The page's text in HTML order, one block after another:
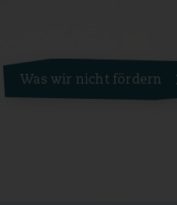
Was wir nicht fördern